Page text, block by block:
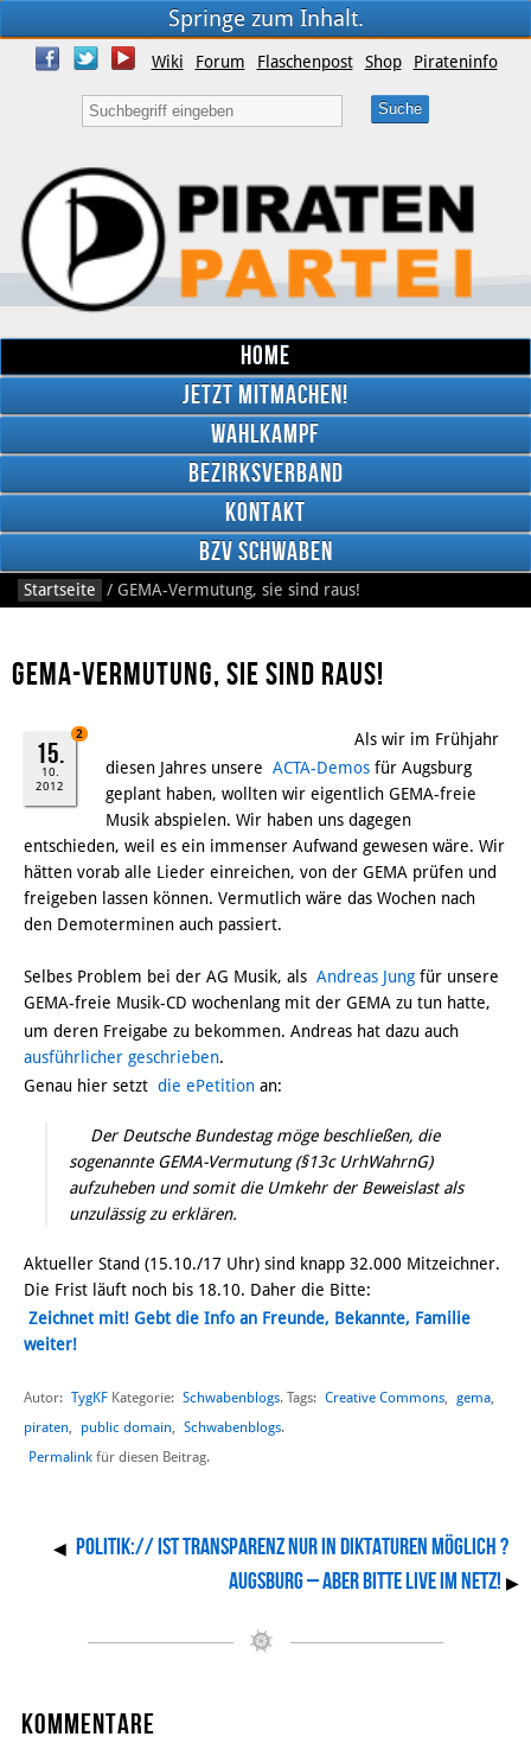
Springe zum Inhalt.
Wiki Forum Flaschenpost Shop Pirateninfo
Home
Jetzt mitmachen!
Wahlkampf
Bezirksverband
Kontakt
BzV Schwaben
Startseite / GEMA-Vermutung, sie sind raus!
GEMA-Vermutung, sie sind raus!
2
15.
10.
2012
Als wir im Frühjahr
diesen Jahres unsere ACTA-Demos für Augsburg
geplant haben, wollten wir eigentlich GEMA-freie
Musik abspielen. Wir haben uns dagegen
entschieden, weil es ein immenser Aufwand gewesen wäre. Wir
hätten vorab alle Lieder einreichen, von der GEMA prüfen und
freigeben lassen können. Vermutlich wäre das Wochen nach
den Demoterminen auch passiert.
Selbes Problem bei der AG Musik, als Andreas Jung für unsere
GEMA-freie Musik-CD wochenlang mit der GEMA zu tun hatte,
um deren Freigabe zu bekommen. Andreas hat dazu auch
ausführlicher geschrieben.
Genau hier setzt die ePetition an:
Der Deutsche Bundestag möge beschließen, die
sogenannte GEMA-Vermutung (§13c UrhWahrnG)
aufzuheben und somit die Umkehr der Beweislast als
unzulässig zu erklären.
Aktueller Stand (15.10./17 Uhr) sind knapp 32.000 Mitzeichner.
Die Frist läuft noch bis 18.10. Daher die Bitte:
Zeichnet mit! Gebt die Info an Freunde, Bekannte, Familie
weiter!
Autor: TygKF Kategorie: Schwabenblogs. Tags: Creative Commons, gema,
piraten, public domain, Schwabenblogs.
Permalink für diesen Beitrag.
◀ Politik:// Ist Transparenz nur in Diktaturen möglich ?
Augsburg – aber bitte live im Netz! ▶
Kommentare